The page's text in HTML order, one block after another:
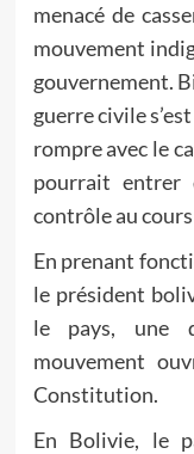
menacé de
mouvement
gouvernement.
guerre civile
rompre avec le
pourrait entrer
contrôle au
En prenant
le président
le pays, une
mouvement
Constitution.
En Bolivie, le